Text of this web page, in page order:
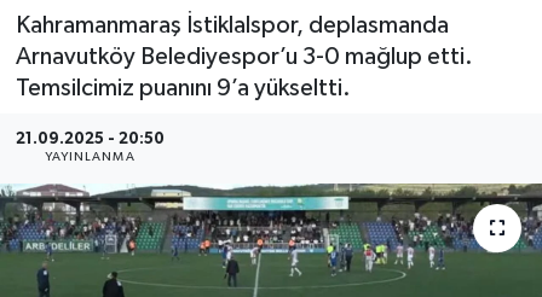
Kahramanmaraş İstiklalspor, deplasmanda
Arnavutköy Belediyespor’u 3-0 mağlup etti.
Temsilcimiz puanını 9’a yükseltti.
21.09.2025 - 20:50
YAYINLANMA
YAŞAM
TEKNOLOJİ
SAĞLIK
EĞİTİM
İLÇE HABERLERİ
Süper Lig Puan Durumu ve Fikstür
Tüm Manşetler
Son Dakika Haberleri
Haber Arşivi